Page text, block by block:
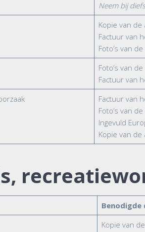
Neem bij
Kopie van
Factuur van
Foto’s van
Foto’s van
Factuur van
Factuur van
Foto’s van
Ingevuld
Kopie van
Benodigde
Kopie van